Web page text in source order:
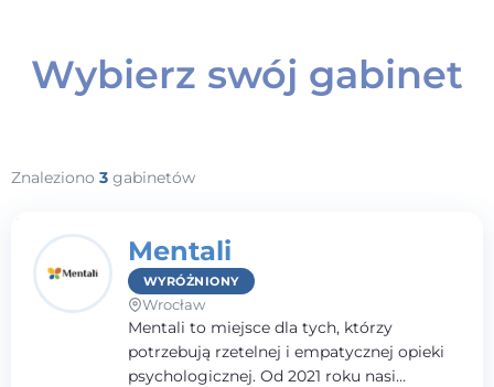
Dla specjalistów
Wybierz swój gabinet
Znaleziono 3 gabinetów
Mentali
WYRÓŻNIONY
Wrocław
Mentali to miejsce dla tych, którzy
potrzebują rzetelnej i empatycznej opieki
psychologicznej. Od 2021 roku nasi